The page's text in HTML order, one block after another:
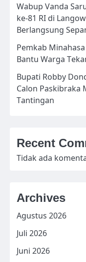
Wabup Vanda
ke-81 RI di
Berlangsung
Pemkab
Bantu Warga
Bupati Robby
Calon Paskibraka
Tantingan
Recent
Tidak ada
Archives
Agustus 2026
Juli 2026
Juni 2026